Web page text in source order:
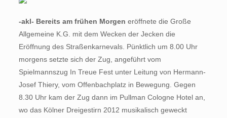
-akl- Bereits am frühen Morgen eröffnete die Große
Allgemeine K.G. mit dem Wecken der Jecken die
Eröffnung des Straßenkarnevals. Pünktlich um 8.00 Uhr
morgens setzte sich der Zug, angeführt vom
Spielmannszug In Treue Fest unter Leitung von Hermann-
Josef Thiery, vom Offenbachplatz in Bewegung. Gegen
8.30 Uhr kam der Zug dann im Pullman Cologne Hotel an,
wo das Kölner Dreigestirn 2012 musikalisch geweckt